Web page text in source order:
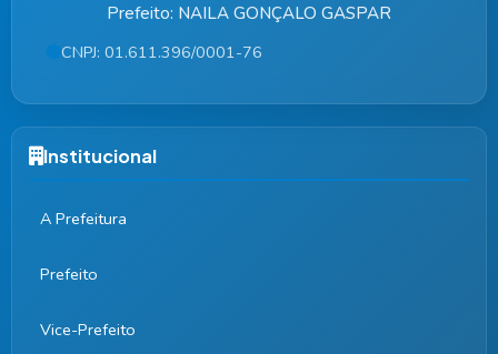
Prefeito: NAILA GONÇALO GASPAR
CNPJ: 01.611.396/0001-76
Institucional
A Prefeitura
Prefeito
Vice-Prefeito